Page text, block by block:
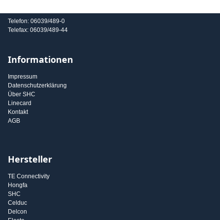
Telefon: 06039/489-0
Telefax: 06039/489-44
Informationen
Impressum
Datenschutzerklärung
Über SHC
Linecard
Kontakt
AGB
Hersteller
TE Connectivity
Hongfa
SHC
Celduc
Delcon